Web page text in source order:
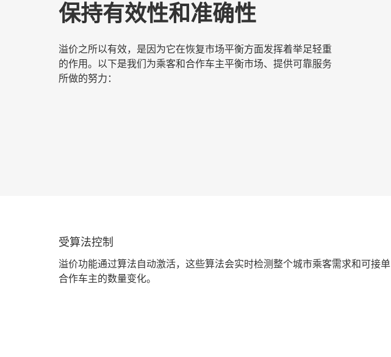
保持有效性和准确性
溢价之所以有效，是因为它在恢复市场平衡方面发挥着举足轻重
的作用。以下是我们为乘客和合作车主平衡市场、提供可靠服务
所做的努力：
受算法控制
溢价功能通过算法自动激活，这些算法会实时检测整个城市乘客需求和可接单
合作车主的数量变化。